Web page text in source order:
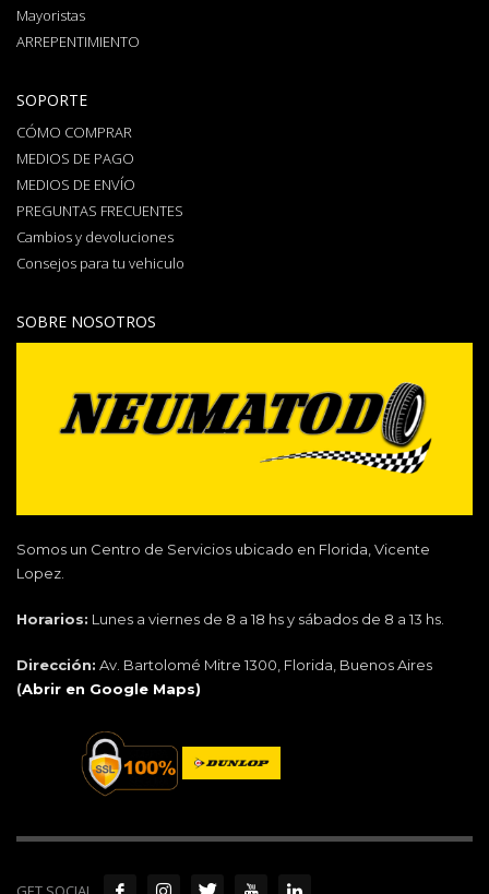
Mayoristas
ARREPENTIMIENTO
SOPORTE
CÓMO COMPRAR
MEDIOS DE PAGO
MEDIOS DE ENVÍO
PREGUNTAS FRECUENTES
Cambios y devoluciones
Consejos para tu vehiculo
SOBRE NOSOTROS
Somos un Centro de Servicios ubicado en Florida, Vicente
Lopez.
Horarios: Lunes a viernes de 8 a 18 hs y sábados de 8 a 13 hs.
Dirección: Av. Bartolomé Mitre 1300, Florida, Buenos Aires
(Abrir en Google Maps)